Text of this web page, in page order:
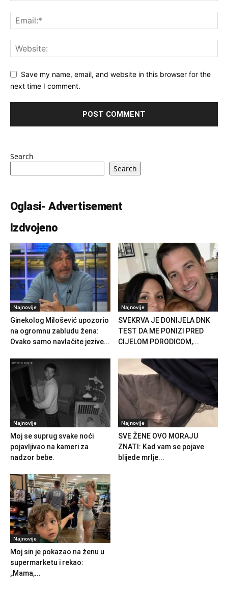
Save my name, email, and website in this browser for the
next time I comment.
Search
Search
Oglasi- Advertisement
Izdvojeno
Najnovije
Ginekolog Milošević upozorio
na ogromnu zabludu žena:
Ovako samo navlačite jezive...
Najnovije
SVEKRVA JE DONIJELA DNK
TEST DA ME PONIZI PRED
CIJELOM PORODICOM,...
Najnovije
Moj se suprug svake noći
pojavljivao na kameri za
nadzor bebe.
Najnovije
SVE ŽENE OVO MORAJU
ZNATI: Kad vam se pojave
blijede mrlje...
Najnovije
Moj sin je pokazao na ženu u
supermarketu i rekao:
„Mama,...